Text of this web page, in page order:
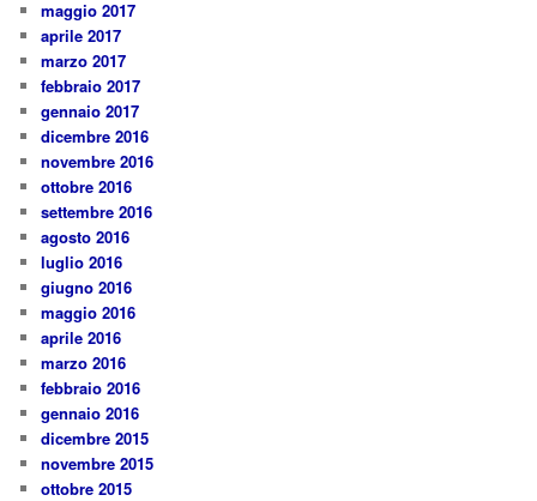
maggio 2017
aprile 2017
marzo 2017
febbraio 2017
gennaio 2017
dicembre 2016
novembre 2016
ottobre 2016
settembre 2016
agosto 2016
luglio 2016
giugno 2016
maggio 2016
aprile 2016
marzo 2016
febbraio 2016
gennaio 2016
dicembre 2015
novembre 2015
ottobre 2015